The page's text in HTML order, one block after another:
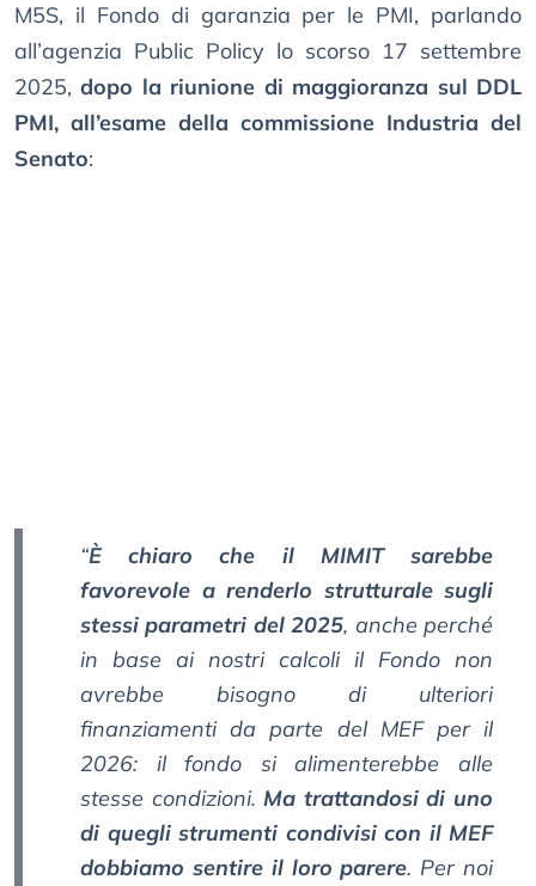
M5S, il Fondo di garanzia per le PMI, parlando
all’agenzia Public Policy lo scorso 17 settembre
2025,dopo la riunione di maggioranza sul DDL
PMI, all’esame della commissione Industria del
Senato:
“È chiaro che il MIMIT sarebbe
favorevole a renderlo strutturale sugli
stessi parametri del 2025, anche perché
in base ai nostri calcoli il Fondo non
avrebbe bisogno di ulteriori
finanziamenti da parte del MEF per il
2026: il fondo si alimenterebbe alle
stesse condizioni.Ma trattandosi di uno
di quegli strumenti condivisi con il MEF
dobbiamo sentire il loro parere. Per noi